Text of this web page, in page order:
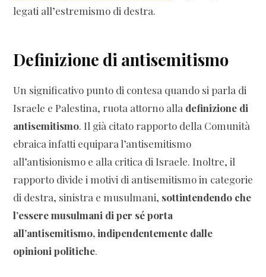
legati all’estremismo di destra.
Definizione di antisemitismo
Un significativo punto di contesa quando si parla di
Israele e Palestina, ruota attorno alla definizione di
antisemitismo. Il già citato rapporto della Comunità
ebraica infatti equipara l’antisemitismo
all’antisionismo e alla critica di Israele. Inoltre, il
rapporto divide i motivi di antisemitismo in categorie
di destra, sinistra e musulmani, sottintendendo che
l’essere musulmani di per sé porta
all’antisemitismo, indipendentemente dalle
opinioni politiche.